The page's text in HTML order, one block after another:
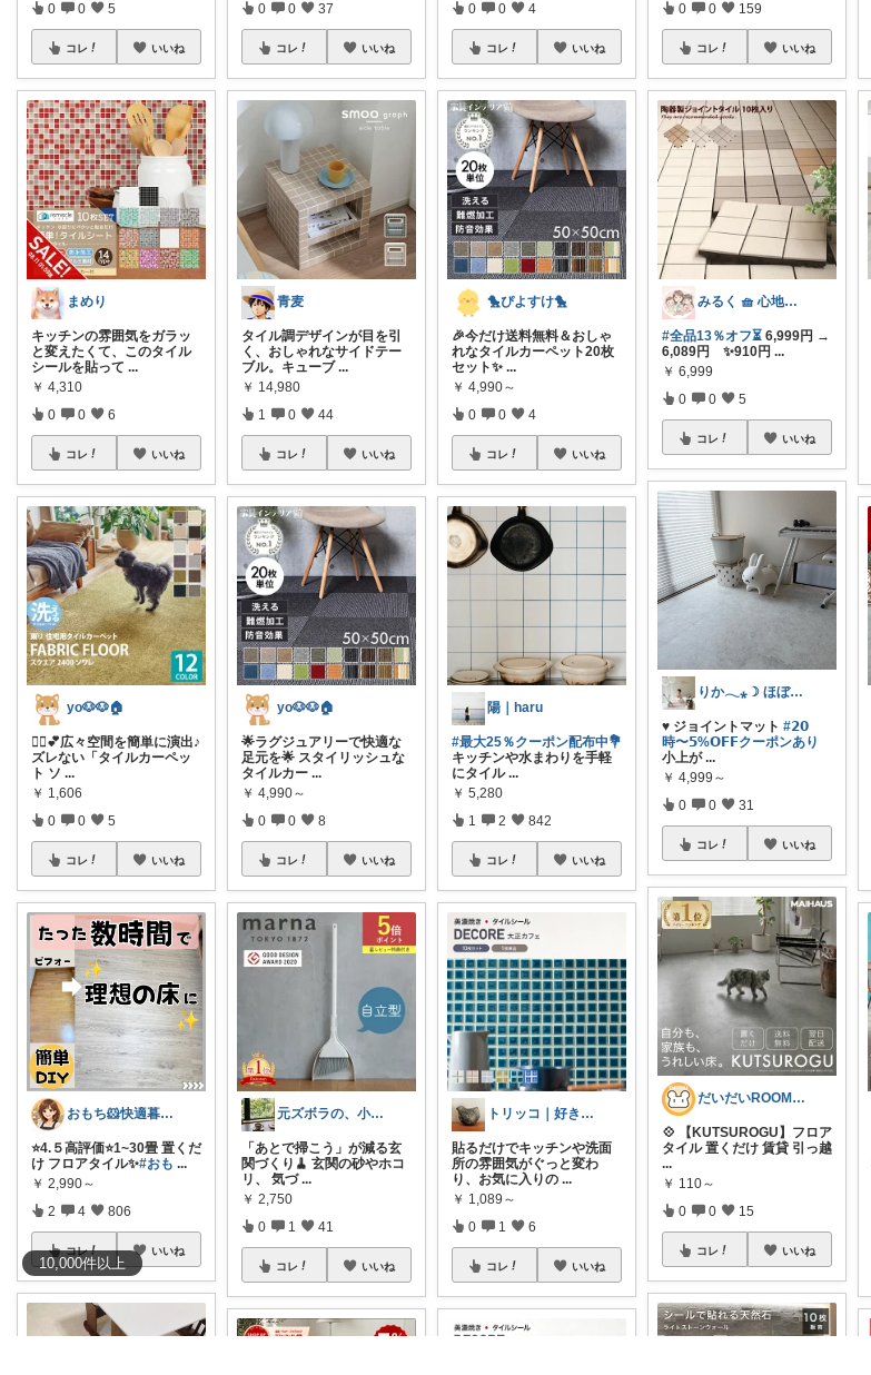
10,000件以上
0 0 5
コレ いいね
まめり
キッチンの雰囲気をガラッ
と変えたくて、このタイル
シールを貼って ...
￥ 4,310
0 0 6
コレ いいね
yo🐶🐶🏠
💁‍♀️💕広々空間を簡単に演出♪
ズレない「タイルカーペッ
ト ソ ...
￥ 1,606
0 0 5
コレ いいね
おもち🐹快適暮らし🌸オリ写🪴
⭐️4.５高評価⭐️1~30畳 置くだ
け フロアタイル✨#おも ...
￥ 2,990～
2 4 806
コレ いいね
0 0 37
コレ いいね
青麦
タイル調デザインが目を引
く、おしゃれなサイドテー
ブル。キューブ ...
￥ 14,980
1 0 44
コレ いいね
yo🐶🐶🏠
🌟ラグジュアリーで快適な
足元を🌟 スタイリッシュな
タイルカー ...
￥ 4,990～
0 0 8
コレ いいね
元ズボラの、小さなリセット習慣🌱
「あとで掃こう」が減る玄
関づくり🧹 玄関の砂やホコ
リ、 気づ ...
￥ 2,750
0 1 41
コレ いいね
0 0 4
コレ いいね
🐤ぴよすけ🐤
🎉今だけ送料無料＆おしゃ
れなタイルカーペット20枚
セット✨...
￥ 4,990～
0 0 4
コレ いいね
陽｜haru
#最大25％クーポン配布中💐
キッチンや水まわりを手軽
にタイル ...
￥ 5,280
1 2 842
コレ いいね
トリッコ｜好きな雑貨・インテリア
貼るだけでキッチンや洗面
所の雰囲気がぐっと変わ
り、お気に入りの ...
￥ 1,089～
0 1 6
コレ いいね
0 0 159
コレ いいね
みるく 🧺 心地よい、上質な暮らしを
#全品13％オフ⏳ 6,999円 →
6,089円 ✨910円 ...
￥ 6,999
0 0 5
コレ いいね
りか𓂃⁎☽ ほぼオリ写
♥ ジョイントマット#𝟮𝟬
時〜𝟱%𝗢𝗙𝗙クーポンあり
小上が ...
￥ 4,999～
0 0 31
コレ いいね
だいだいROOM@整う暮らし｜インテリア
💠 【KUTSUROGU】フロア
タイル 置くだけ 賃貸 引っ越
...
￥ 110～
0 0 15
コレ いいね